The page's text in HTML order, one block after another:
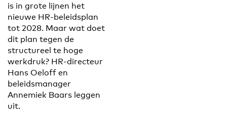
is in grote lijnen het
nieuwe HR-beleidsplan
tot 2028. Maar wat doet
dit plan tegen de
structureel te hoge
werkdruk? HR-directeur
Hans Oeloff en
beleidsmanager
Annemiek Baars leggen
uit.